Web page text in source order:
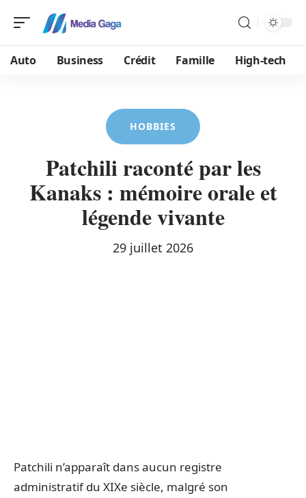
Auto Business Crédit Famille High-tech
HOBBIES
Patchili raconté par les
Kanaks : mémoire orale et
légende vivante
29 juillet 2026
Patchili n’apparaît dans aucun registre
administratif du XIXe siècle, malgré son